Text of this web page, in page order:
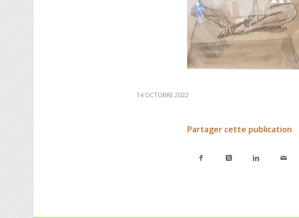
14 OCTOBRE 2022
Partager cette publication